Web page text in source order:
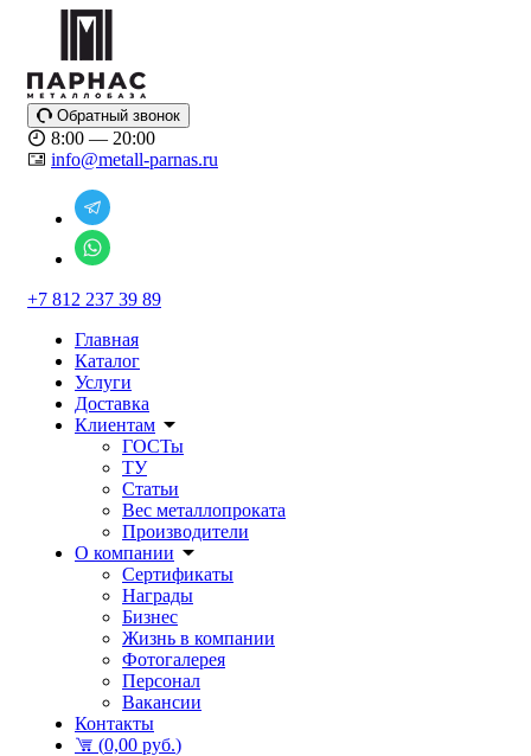
Обратный звонок
8:00 — 20:00
info@metall-parnas.ru
+7 812 237 39 89
Главная
Каталог
Услуги
Доставка
Клиентам
ГОСТы
ТУ
Статьи
Вес металлопроката
Производители
О компании
Сертификаты
Награды
Бизнес
Жизнь в компании
Фотогалерея
Персонал
Вакансии
Контакты
(0,00 руб.)